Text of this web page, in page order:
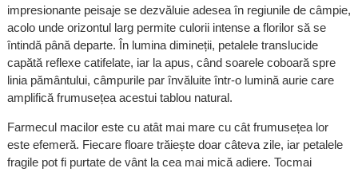
impresionante peisaje se dezvăluie adesea în regiunile de câmpie,
acolo unde orizontul larg permite culorii intense a florilor să se
întindă până departe. În lumina dimineții, petalele translucide
capătă reflexe catifelate, iar la apus, când soarele coboară spre
linia pământului, câmpurile par învăluite într-o lumină aurie care
amplifică frumusețea acestui tablou natural.
Farmecul macilor este cu atât mai mare cu cât frumusețea lor
este efemeră. Fiecare floare trăiește doar câteva zile, iar petalele
fragile pot fi purtate de vânt la cea mai mică adiere. Tocmai